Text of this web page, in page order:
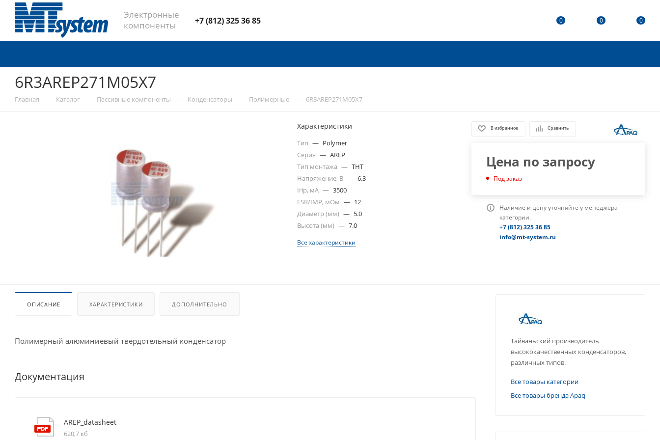
Электронные
компоненты
+7 (812) 325 36 85 0 0 0
6R3AREP271M05X7
Главная — Каталог — Пассивные компоненты — Конденсаторы — Полимерные — 6R3AREP271M05X7
Характеристики
Тип — Polymer
Серия — AREP
Тип монтажа — THT
Напряжение, В — 6.3
Irip, мА — 3500
ESR/IMP, мОм — 12
Диаметр (мм) — 5.0
Высота (мм) — 7.0
Все характеристики
В избранное Сравнить
Цена по запросу
Под заказ
Наличие и цену уточняйте у менеджера
категории.
+7 (812) 325 36 85
info@mt-system.ru
ОПИСАНИЕ ХАРАКТЕРИСТИКИ ДОПОЛНИТЕЛЬНО
Полимерный алюминиевый твердотельный конденсатор
Документация
AREP_datasheet
620,7 кб
Тайваньский производитель
высококачественных конденсаторов,
различных типов.
Все товары категории
Все товары бренда Apaq